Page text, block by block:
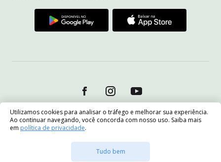
Utilizamos cookies para analisar o tráfego e melhorar sua experiência.
Ao continuar navegando, você concorda com nosso uso. Saiba mais
em política de privacidade.
Tudo bem